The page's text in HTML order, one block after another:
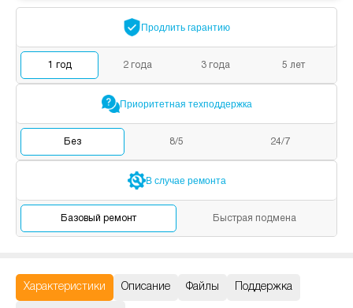
Продлить гарантию
1 год 2 года 3 года 5 лет
Приоритетная техподдержка
Без 8/5 24/7
В случае ремонта
Базовый ремонт Быстрая подмена
Характеристики Описание Файлы Поддержка